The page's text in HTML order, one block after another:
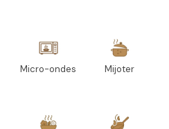
Micro-ondes Mijoter